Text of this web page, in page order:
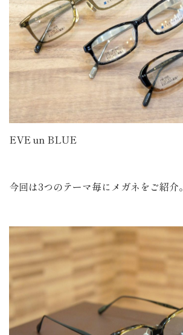
EVE un BLUE
今回は3つのテーマ毎にメガネをご紹介。